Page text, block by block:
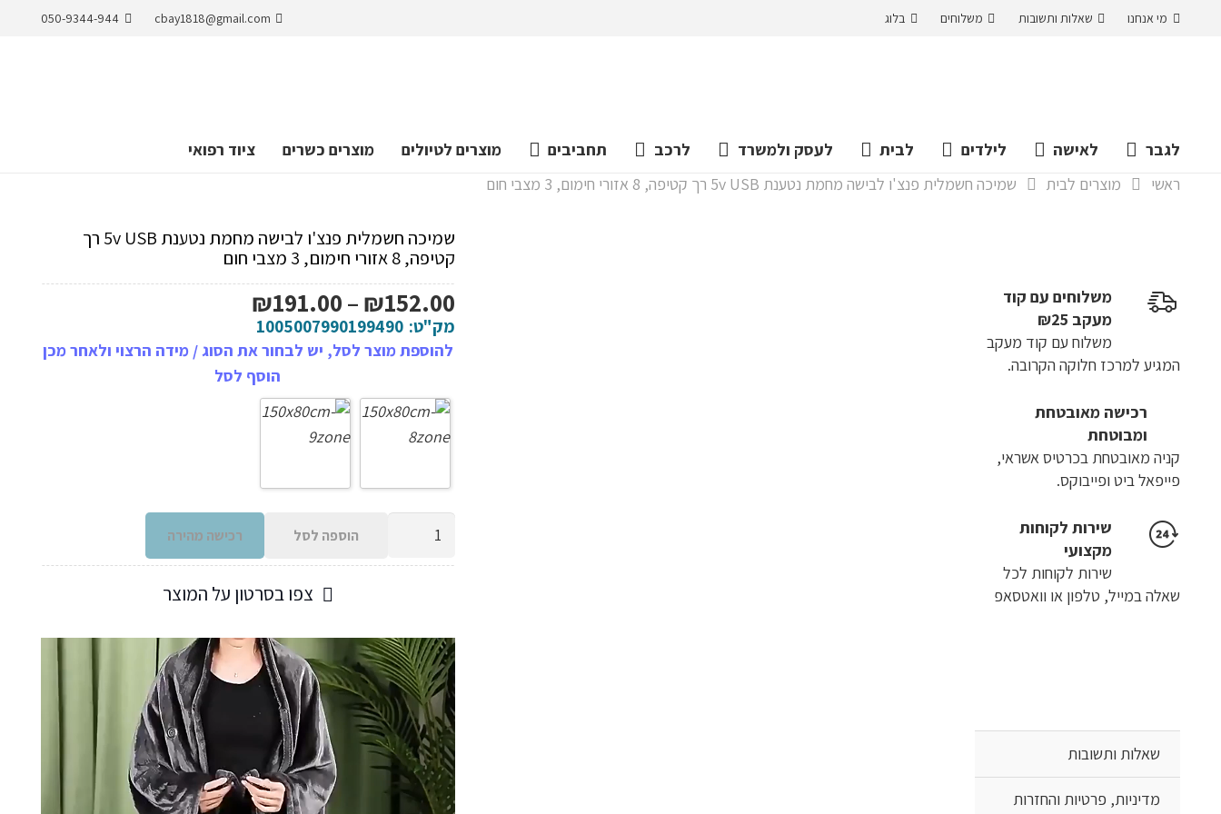
מי אנחנו שאלות ותשובות משלוחים בלוג cbay1818@gmail.com
050-9344-944
לגבר לאישה לילדים לבית לעסק ולמשרד לרכב תחביבים מוצרים לטיולים מוצרים כשרים
ציוד רפואי
ראשי
מוצרים לבית שמיכה חשמלית פנצ'ו לבישה מחמת נטענת 5v USB רך קטיפה, 8 אזורי חימום, 3 מצבי חום
שמיכה חשמלית פנצ'ו לבישה מחמת נטענת 5v USB רך
קטיפה, 8 אזורי חימום, 3 מצבי חום
₪152.00
–
₪191.00
⁦₪152.00⁩
עד
מק"ט: 1005007990199490
להוספת מוצר לסל, יש לבחור את הסוג / מידה הרצוי ולאחר מכן
הוסף לסל
לבישה
מחמת
נטענת
5v
USB
רך
קטיפה,
הוספה לסל רכישה מהירה
צפו בסרטון על המוצר
משלוחים עם קוד
מעקב ₪25
משלוח​ עם קוד מעקב
המגיע למרכז חלוקה הקרובה.
רכישה​ ​מאובטחת
ומבוטחת
קניה מאובטחת בכרטיס אשראי,
פייפאל ביט ופייבוקס.
שירות לקוחות
מקצועי
שירות לקוחות לכל
שאלה במייל, טלפון או וואטסאפ
שאלות ותשובות
מדיניות, פרטיות והחזרות